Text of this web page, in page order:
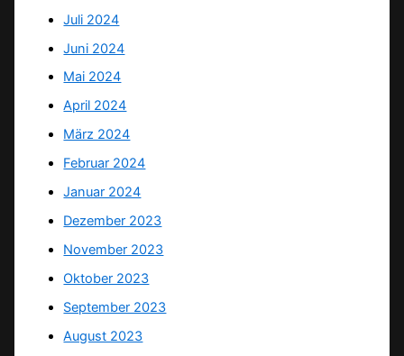
Juli 2024
Juni 2024
Mai 2024
April 2024
März 2024
Februar 2024
Januar 2024
Dezember 2023
November 2023
Oktober 2023
September 2023
August 2023